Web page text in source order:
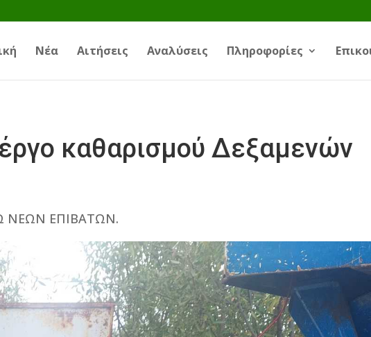
Νέα Αιτήσεις Αναλύσεις Πληροφορίες
καθαρισμού Δεξαμενών
ΝΕΩΝ ΕΠΙΒΑΤΩΝ.